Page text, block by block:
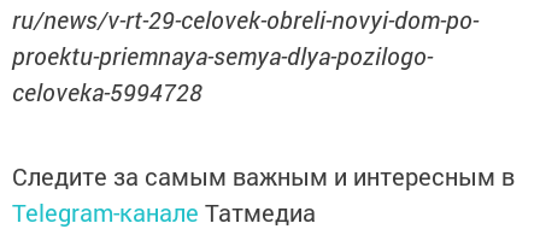
ru/news/v-rt-29-celovek-obreli-novyi-dom-po-
proektu-priemnaya-semya-dlya-pozilogo-
celoveka-5994728
Следите за самым важным и интересным в
Telegram-канале Татмедиа